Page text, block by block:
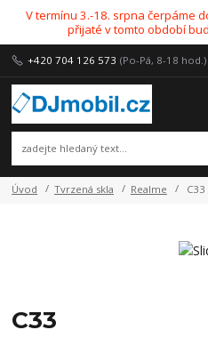
V termínu 3.-18. srpna čerpáme
přijaté v tomto období
+420 704 126 573 (Po-Pá, 8-18 hod.)
Úvod Tvrzená skla Realme C33
C33